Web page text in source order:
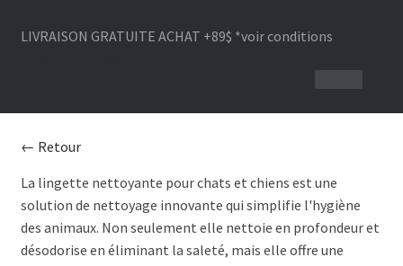
LIVRAISON GRATUITE ACHAT +89$ *voir conditions
BROSSE
CLIPPER
SÉCHOIR
← Retour
La lingette nettoyante pour chats et chiens est une
solution de nettoyage innovante qui simplifie l'hygiène
des animaux. Non seulement elle nettoie en profondeur et
désodorise en éliminant la saleté, mais elle offre une